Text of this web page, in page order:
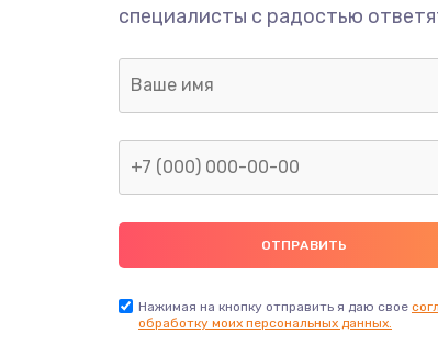
специалисты с радостью
Нажимая на кнопку отправить я даю свое
обработку моих персональных данных.